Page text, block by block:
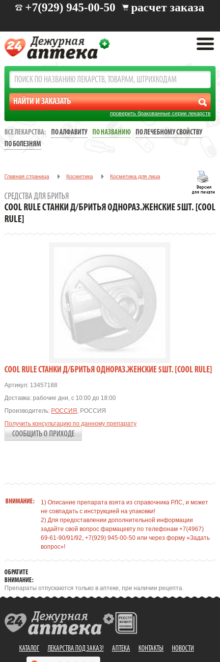
+7(929) 945-00-50 расчет заказа
проверить бракованные серии лекарств
ВСЕ ЛЕКАРСТВА: ПО АЛФАВИТУ ПО НАЗВАНИЮ
ПО ЛЕЧЕБНОМУ СВОЙСТВУ
ПО БОЛЕЗНЯМ
Главная страница Косметика Косметика для лица
COOL RULE СТАНКИ Д/БРИТЬЯ ОДНОРАЗ.ЖЕНСКИЕ 5ШТ.
СРЕДСТВА ДЛЯ БРИТЬЯ
COOL RULE СТАНКИ Д/БРИТЬЯ ОДНОРАЗ.ЖЕНСКИЕ 5ШТ. [COOL
RULE]
COOL RULE СТАНКИ Д/БРИТЬЯ ОДНОРАЗ.ЖЕНСКИЕ 5ШТ. [COOL RULE]
Артикул:13457188
Доставка: рабочие дни, с 10:00 до 18:00
Производитель: РОССИЯ , РОССИЯ
Получить консультацию по данному препарату
СООБЩИТЬ О ПРИХОДЕ
ВНИМАНИЕ:
1) Описание препарата взята из справочника РЛС, и может
не совпадать с инструкцией на упаковки!
2) Для предоставлении дополнительной информации
задайте свой вопрос фармацевту по телефонам +7(4967)
69-61-90/91/92, +7(929) 945-00-50 или через форму «Задать
вопрос»!
ОБРАТИТЕ
ВНИМАНИЕ:
Препараты отпускаются только в аптеке, при наличии рецепта.
КАТАЛОГ ЛЕКАРСТВА ПОД ЗАКАЗ! АПТЕКА КОНТАКТЫ НОВОСТИ